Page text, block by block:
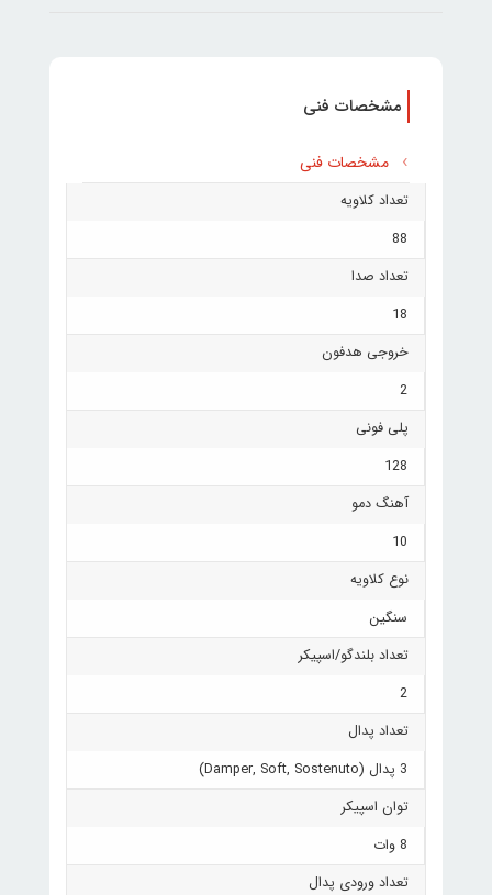
مشخصات فنی
مشخصات فنی
تعداد کلاویه
88
تعداد صدا
18
خروجی هدفون
2
پلی فونی
128
آهنگ دمو
10
نوع کلاویه
سنگین
تعداد بلندگو/اسپیکر
2
تعداد پدال
3 پدال (Damper, Soft, Sostenuto)
توان اسپیکر
8 وات
تعداد ورودی پدال